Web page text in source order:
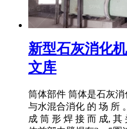
新型石灰消化
文库
筒体部件 筒体是石灰
与水混合消化 的 场 所
成 筒 形 焊 接 而 成,